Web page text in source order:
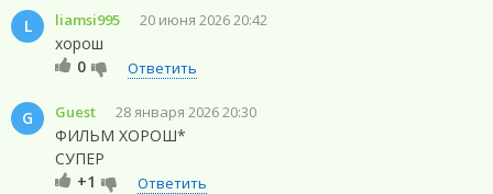
L liamsi995 20 июня 2026 20:42
хорош
0
Ответить
G Guest 28 января 2026 20:30
ФИЛЬМ ХОРОШ*
СУПЕР
+1
Ответить